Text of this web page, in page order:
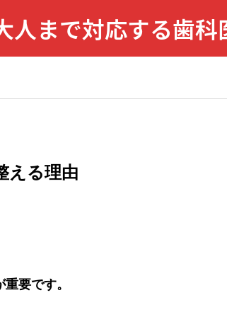
人まで対応する歯科
予約 矯正歯科 小児歯科
える理由
要です。